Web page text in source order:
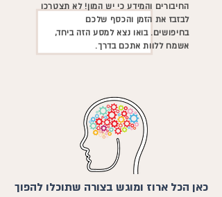
החיבורים והמידע כי יש המון!לא תצטרכו
לבזבז את הזמן והכסף שלכם
בחיפושים.בואו נצא למסע הזה ביחד,
אשמח ללוות אתכם בדרך.
כאן הכל ארוז ומוגש בצורה שתוכלו להפוך